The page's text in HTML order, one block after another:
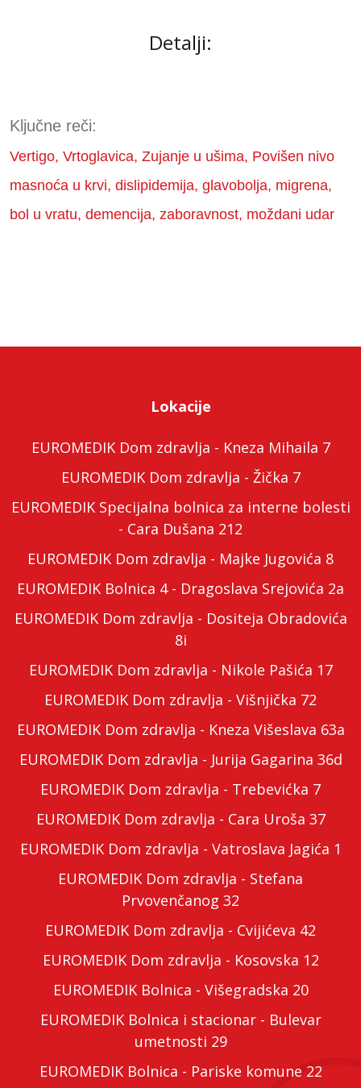
Detalji:
Ključne reči:
Vertigo, Vrtoglavica, Zujanje u ušima, Povišen nivo
masnoća u krvi, dislipidemija, glavobolja, migrena,
bol u vratu, demencija, zaboravnost, moždani udar
Lokacije
EUROMEDIK Dom zdravlja - Kneza Mihaila 7
EUROMEDIK Dom zdravlja - Žička 7
EUROMEDIK Specijalna bolnica za interne bolesti
- Cara Dušana 212
EUROMEDIK Dom zdravlja - Majke Jugovića 8
EUROMEDIK Bolnica 4 - Dragoslava Srejovića 2a
EUROMEDIK Dom zdravlja - Dositeja Obradovića
8i
EUROMEDIK Dom zdravlja - Nikole Pašića 17
EUROMEDIK Dom zdravlja - Višnjička 72
EUROMEDIK Dom zdravlja - Kneza Višeslava 63a
EUROMEDIK Dom zdravlja - Jurija Gagarina 36d
EUROMEDIK Dom zdravlja - Trebevićka 7
EUROMEDIK Dom zdravlja - Cara Uroša 37
EUROMEDIK Dom zdravlja - Vatroslava Jagića 1
EUROMEDIK Dom zdravlja - Stefana
Prvovenčanog 32
EUROMEDIK Dom zdravlja - Cvijićeva 42
EUROMEDIK Dom zdravlja - Kosovska 12
EUROMEDIK Bolnica - Višegradska 20
EUROMEDIK Bolnica i stacionar - Bulevar
umetnosti 29
EUROMEDIK Bolnica - Pariske komune 22